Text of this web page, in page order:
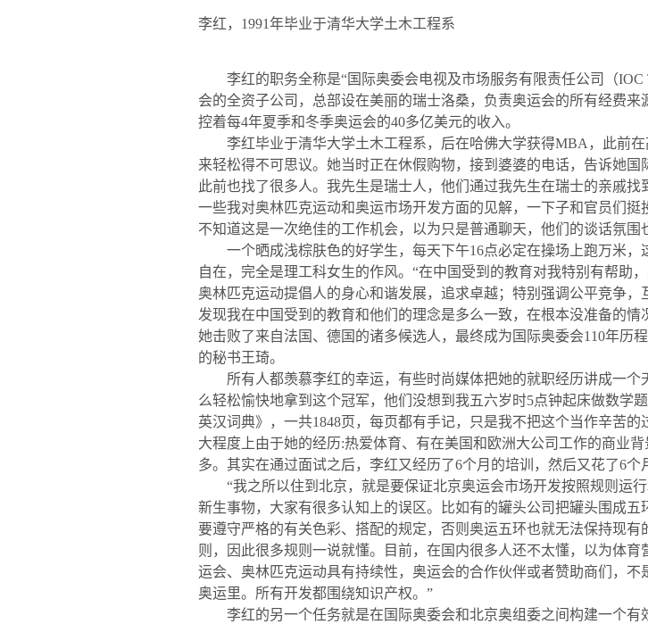
李红， 1991年毕业于清华大学土木工程系
李红的职务全称是“国际奥委会电视及市场服务有限责任公司（IOC
会的全资子公司，总部设在美丽的瑞士洛桑，负责奥运会的所有经费来
控着每4年夏季和冬季奥运会的40多亿美元的收入。
李红毕业于清华大学土木工程系，后在哈佛大学获得MBA ，此前
来轻松得不可思议。她当时正在休假购物，接到婆婆的电话，告诉她国
此前也找了很多人。我先生是瑞士人，他们 通过我先生在瑞士的亲戚找
一些我对奥林匹克运动和奥运市场开发方面的见解，一下子和官员们挺
不知道这是一次绝佳的工作机会，以为只是普通聊天，他们的谈话氛围
一个晒成浅棕肤色的好学生，每天下午16点必定在操场上跑万米，
自在，完全是理工科女生的作风。 “在中国受到的教育对我特别有帮助
奥林匹克运动提倡人的身心和谐发展，追求卓越；特别强调公平竞争
发现我在中国受到的教育和他们的理念是多么一致，在根本没准备的情
她击败了来自法国、德国的诸多候选人，最终成为国际奥委会110年历
的秘书王琦。
所有人都羡慕李红的幸运，有些时尚媒体把她的就职经历讲成一个
么轻松愉快地拿到这个冠军，他们没想到我五六岁时5点钟起床做数学题
英汉词典》，一共1848页，每页都有手记，只是我不把这个当作辛苦的
大程度上由于她的经历:热爱体育、有在美国和欧洲大公司工作的商业
多。其实在通过面试之后，李红又经历了6个月的培训，然后又花了6个
“我之所以住到北京，就是要保证北京奥运会市场开发按照规则运
新生事物，大家有很多认知上的误区。比如有的罐头公司把罐头围成
要遵守严格的有关色彩、搭配的规定，否则奥运五环也就无法保持现有
则，因此很多规则一说就懂。目前，在国内很多人还不太懂，以为体
运会、奥林匹克运动具有持续性，奥运会的合作伙伴或者赞助商们，
奥运里。所有开发都围绕知识产权。 ”
李红的另一个任务就是在国际奥委会和北京奥组委之间构建一个有